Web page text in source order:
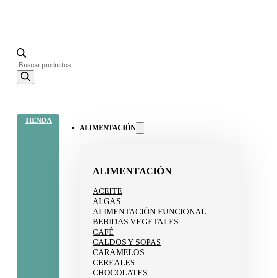
Búsqueda
de
productos
TIENDA
ALIMENTACIÓN
ALIMENTACIÓN
ACEITE
ALGAS
ALIMENTACIÓN FUNCIONAL
BEBIDAS VEGETALES
CAFÉ
CALDOS Y SOPAS
CARAMELOS
CEREALES
CHOCOLATES